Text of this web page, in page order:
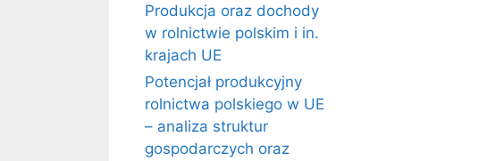
Produkcja oraz dochody
w rolnictwie polskim i in.
krajach UE
Potencjał produkcyjny
rolnictwa polskiego w UE
– analiza struktur
gospodarczych oraz